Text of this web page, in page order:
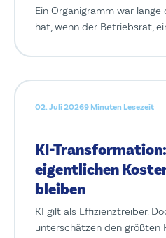
Ein Organigramm war
hat, wenn der Betriebsrat,
02. Juli 20269 Minuten Lesezeit
KI-
eigentlichen
bleiben
KI gilt als Effizienztreiber.
unterschätzen den größten